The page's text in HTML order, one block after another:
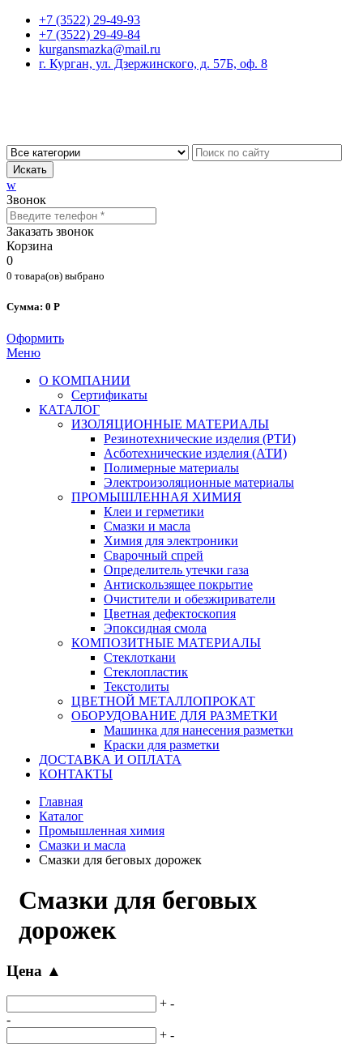
+7 (3522) 29-49-93
+7 (3522) 29-49-84
kurgansmazka@mail.ru
г. Курган, ул. Дзержинского, д. 57Б, оф. 8
Искать
w
Звонок
Заказать звонок
Корзина
0
0 товара(ов) выбрано
Сумма: 0 Р
Оформить
Меню
О КОМПАНИИ
Сертификаты
КАТАЛОГ
ИЗОЛЯЦИОННЫЕ МАТЕРИАЛЫ
Резинотехнические изделия (РТИ)
Асботехнические изделия (АТИ)
Полимерные материалы
Электроизоляционные материалы
ПРОМЫШЛЕННАЯ ХИМИЯ
Клеи и герметики
Смазки и масла
Химия для электроники
Сварочный спрей
Определитель утечки газа
Антискользящее покрытие
Очистители и обезжириватели
Цветная дефектоскопия
Эпоксидная смола
КОМПОЗИТНЫЕ МАТЕРИАЛЫ
Стеклоткани
Стеклопластик
Текстолиты
ЦВЕТНОЙ МЕТАЛЛОПРОКАТ
ОБОРУДОВАНИЕ ДЛЯ РАЗМЕТКИ
Машинка для нанесения разметки
Краски для разметки
ДОСТАВКА И ОПЛАТА
КОНТАКТЫ
Главная
Каталог
Промышленная химия
Смазки и масла
Смазки для беговых дорожек
Смазки для беговых
дорожек
Цена ▲
+ -
-
+ -